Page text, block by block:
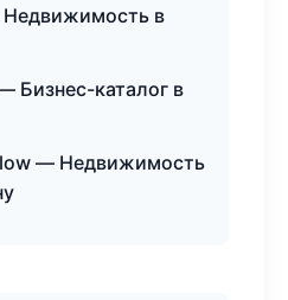
в
Бизнес-каталог в
— Недвижимость